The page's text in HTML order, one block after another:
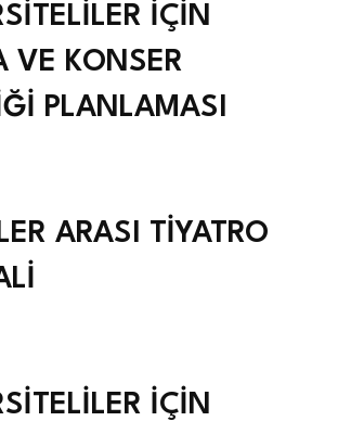
İÇİN
VE KONSER
PLANLAMASI
ARASI TİYATRO
İÇİN